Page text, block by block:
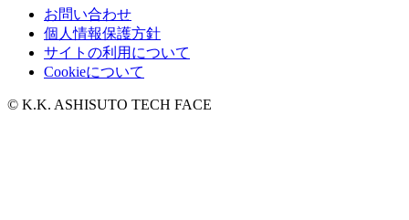
お問い合わせ
個人情報保護方針
サイトの利用について
Cookieについて
© K.K. ASHISUTO TECH FACE